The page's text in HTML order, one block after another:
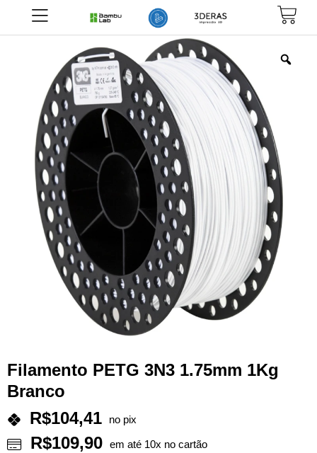
Filamento PETG 3N3 1.75mm 1Kg
Branco
R$104,41 no pix
R$109,90 em até 10x no cartão